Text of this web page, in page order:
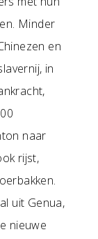
Minder
en
in
naar
rijst,
uit Genua,
nieuwe